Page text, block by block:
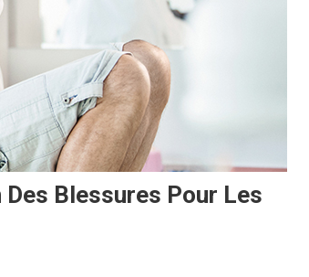
Blessures Pour Les